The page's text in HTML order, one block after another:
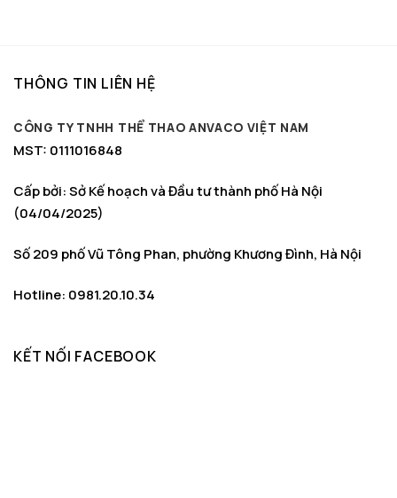
THÔNG TIN LIÊN HỆ
CÔNG TY TNHH THỂ THAO ANVACO VIỆT NAM
MST: 0111016848
Cấp bởi: Sở Kế hoạch và Đầu tư thành phố Hà Nội
(04/04/2025)
Số 209 phố Vũ Tông Phan, phường Khương Đình, Hà Nội
Hotline: 0981.20.10.34
KẾT NỐI FACEBOOK